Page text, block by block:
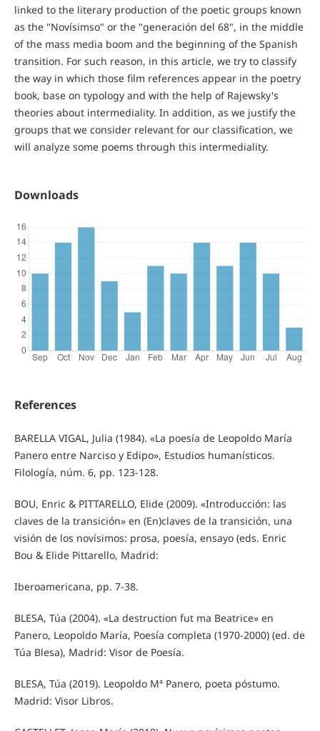
linked to the literary production of the poetic groups known
as the "Novísimso" or the "generación del 68", in the middle
of the mass media boom and the beginning of the Spanish
transition. For such reason, in this article, we try to classify
the way in which those film references appear in the poetry
book, base on typology and with the help of Rajewsky's
theories about intermediality. In addition, as we justify the
groups that we consider relevant for our classification, we
will analyze some poems through this intermediality.
Downloads
References
BARELLA VIGAL, Julia (1984). «La poesía de Leopoldo María
Panero entre Narciso y Edipo», Estudios humanísticos.
Filología, núm. 6, pp. 123-128.
BOU, Enric & PITTARELLO, Elide (2009). «Introducción: las
claves de la transición» en (En)claves de la transición, una
visión de los novísimos: prosa, poesía, ensayo (eds. Enric
Bou & Elide Pittarello, Madrid:
Iberoamericana, pp. 7-38.
BLESA, Túa (2004). «La destruction fut ma Beatrice» en
Panero, Leopoldo María, Poesía completa (1970-2000) (ed. de
Túa Blesa), Madrid: Visor de Poesía.
BLESA, Túa (2019). Leopoldo Mª Panero, poeta póstumo.
Madrid: Visor Libros.